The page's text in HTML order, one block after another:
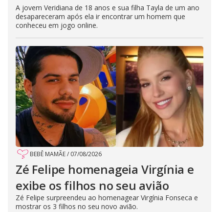
A jovem Veridiana de 18 anos e sua filha Tayla de um ano
desapareceram após ela ir encontrar um homem que
conheceu em jogo online.
BEBÊ MAMÃE/ 07/08/2026
Zé Felipe homenageia Virgínia e
exibe os filhos no seu avião
Zé Felipe surpreendeu ao homenagear Virgínia Fonseca e
mostrar os 3 filhos no seu novo avião.